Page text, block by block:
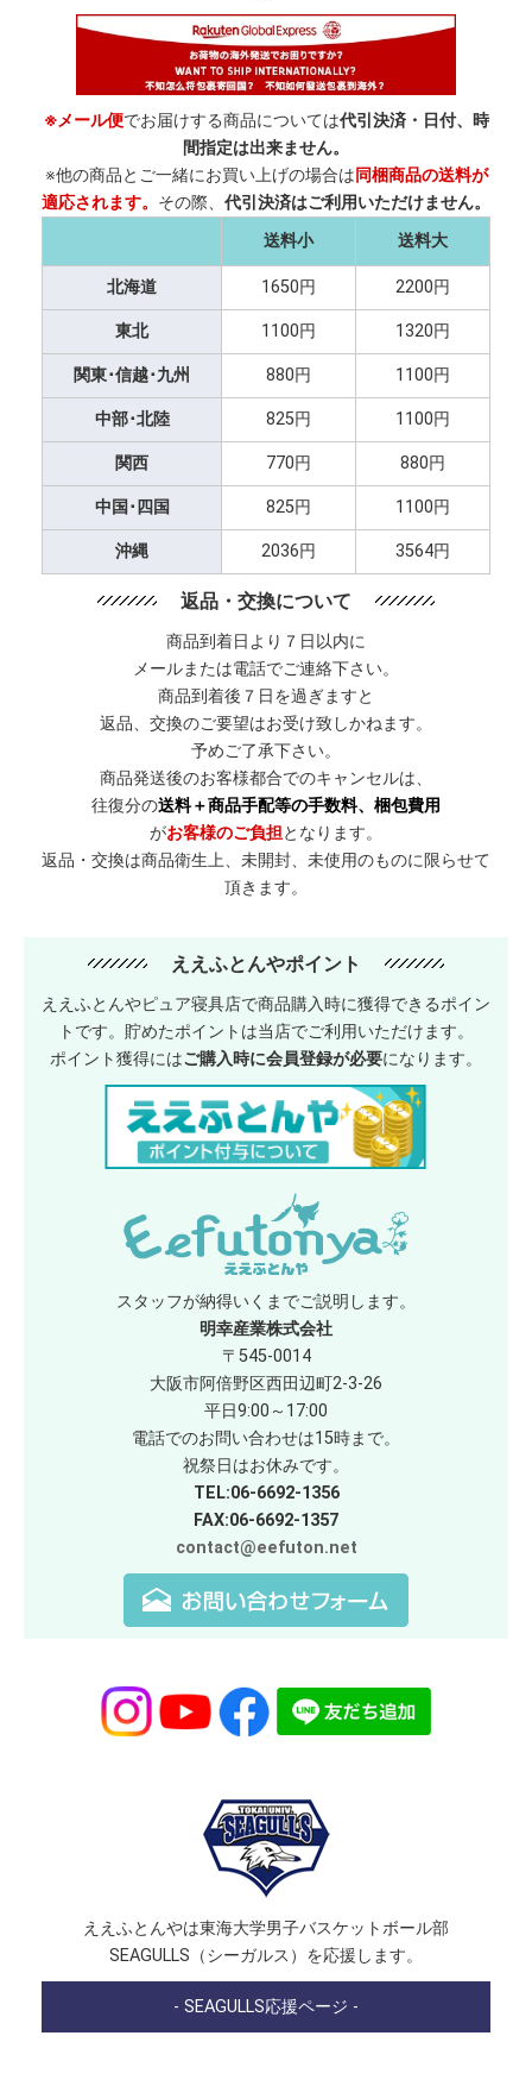
※メール便でお届けする商品については代引決済・日付、時
間指定は出来ません。
※他の商品とご一緒にお買い上げの場合は同梱商品の送料が
適応されます。 その際、 代引決済はご利用いただけません。
送料小
送料大
北海道 1650円 2200円
東北 1100円 1320円
関東･信越･九州 880円 1100円
中部･北陸 825円 1100円
関西 770円 880円
中国･四国 825円 1100円
沖縄 2036円 3564円
返品・交換について
商品到着日より７日以内に
メールまたは電話でご連絡下さい。
商品到着後７日を過ぎますと
返品、交換のご要望はお受け致しかねます。
予めご了承下さい。
商品発送後のお客様都合でのキャンセルは、
往復分の送料＋商品手配等の手数料、梱包費用
がお客様のご負担となります。
返品・交換は商品衛生上、未開封、未使用のものに限らせて
頂きます。
ええふとんやポイント
ええふとんやピュア寝具店で商品購入時に獲得できるポイン
トです。貯めたポイントは当店でご利用いただけます。
ポイント獲得にはご購入時に会員登録が必要になります。
スタッフが納得いくまでご説明します。
明幸産業株式会社
〒545-0014
大阪市阿倍野区西田辺町2-3-26
平日9:00～17:00
電話でのお問い合わせは15時まで。
祝祭日はお休みです。
TEL:06-6692-1356
FAX:06-6692-1357
contact@eefuton.net
ええふとんやは東海大学男子バスケットボール部
SEAGULLS（シーガルス）を応援します。
- SEAGULLS応援ページ -